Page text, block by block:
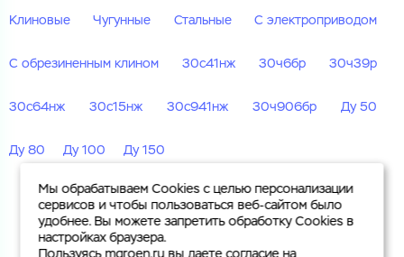
Клиновые Чугунные Стальные С электроприводом
С обрезиненным клином 30с41нж 30ч6бр 30ч39р
30с64нж 30с15нж 30с941нж 30ч906бр Ду 50
Ду 80 Ду 100 Ду 150
Мы обрабатываем Cookies с целью персонализации
сервисов и чтобы пользоваться веб-сайтом было
удобнее. Вы можете запретить обработку Cookies в
настройках браузера.
Пользуясь mgroen.ru вы даете согласие на